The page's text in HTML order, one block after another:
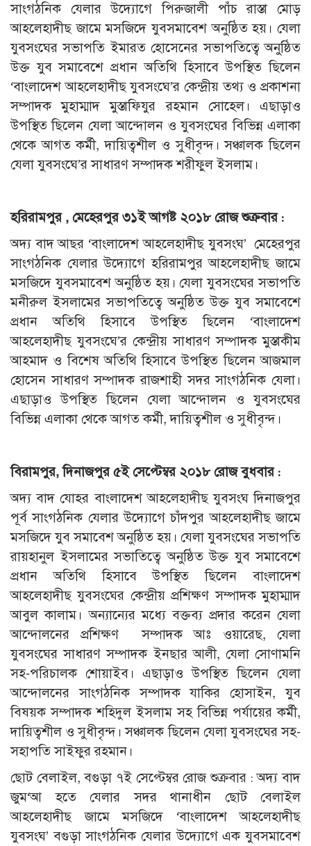
সাংগঠনিক যেলার উদ্যোগে পিরুজালী পাঁচ রাস্তা মোড়
আহলেহাদীছ জামে মসজিদে যুবসমাবেশ অনুষ্ঠিত হয়। যেলা
যুবসংঘের সভাপতি ইমারত হোসেনের সভাপতিত্বে অনুষ্ঠিত
উক্ত যুব সমাবেশে প্রধান অতিথি হিসাবে উপস্থিত ছিলেন
‘বাংলাদেশ আহলেহাদীছ যুবসংঘে’র কেন্দ্রীয় তথ্য ও প্রকাশনা
সম্পাদক মুহাম্মাদ মুস্তাফিযুর রহমান সোহেল। এছাড়াও
উপস্থিত ছিলেন যেলা আন্দোলন ও যুবসংঘের বিভিন্ন এলাকা
থেকে আগত কর্মী, দায়িত্বশীল ও সুধীবৃন্দ। সঞ্চালক ছিলেন
যেলা যুবসংঘে’র সাধারণ সম্পাদক শরীফুল ইসলাম।
হরিরামপুর , মেহেরপুর ৩১ই আগষ্ট ২০১৮ রোজ শুক্রবার :
অদ্য বাদ আছর ‘বাংলাদেশ আহলেহাদীছ যুবসংঘ’ মেহেরপুর
সাংগঠনিক যেলার উদ্যোগে হরিরামপুর আহলেহাদীছ জামে
মসজিদে যুবসমাবেশ অনুষ্ঠিত হয়। যেলা যুবসংঘের সভাপতি
মনীরুল ইসলামের সভাপতিত্বে অনুষ্ঠিত উক্ত যুব সমাবেশে
প্রধান অতিথি হিসাবে উপস্থিত ছিলেন ‘বাংলাদেশ
আহলেহাদীছ যুবসংঘে’র কেন্দ্রীয় সাধারণ সম্পাদক মুস্তাকীম
আহমাদ ও বিশেষ অতিথি হিসাবে উপস্থিত ছিলেন আজমাল
হোসেন সাধারণ সম্পাদক রাজশাহী সদর সাংগঠনিক যেলা।
এছাড়াও উপস্থিত ছিলেন যেলা আন্দোলন ও যুবসংঘের
বিভিন্ন এলাকা থেকে আগত কর্মী, দায়িত্বশীল ও সুধীবৃন্দ।
বিরামপুর, দিনাজপুর ৫ই সেপ্টেম্বর ২০১৮ রোজ বুধবার :
অদ্য বাদ যোহর বাংলাদেশ আহলেহাদীছ যুবসংঘ দিনাজপুর
পূর্ব সাংগঠনিক যেলার উদ্যোগে চাঁদপুর আহলেহাদীছ জামে
মসজিদে যুব সমাবেশ অনুষ্ঠিত হয়। যেলা যুবসংঘের সভাপতি
রায়হানুল ইসলামের সভাতিত্বে অনুষ্ঠিত উক্ত যুব সমাবেশে
প্রধান অতিথি হিসাবে উপস্থিত ছিলেন বাংলাদেশ
আহলেহাদীছ যুবসংঘের কেন্দ্রীয় প্রশিক্ষণ সম্পাদক মুহাম্মাদ
আবুল কালাম। অন্যান্যের মধ্যে বক্তব্য প্রদার করেন যেলা
আন্দোলনের প্রশিক্ষণ সম্পাদক আঃ ওয়ারেছ, যেলা
যুবসংঘের সাধারণ সম্পাদক ইনছার আলী, যেলা সোণামনি
সহ-পরিচালক শোয়াইব। এছাড়াও উপস্থিত ছিলেন যেলা
আন্দোলনের সাংগঠনিক সম্পাদক যাকির হোসাইন, যুব
বিষয়ক সম্পাদক শহিদুল ইসলাম সহ বিভিন্ন পর্যায়ের কর্মী,
দায়িত্বশীল ও সুধীবৃন্দ। সঞ্চালক ছিলেন যেলা যুবসংঘের সহ-
সহাপতি সাইফুর রহমান।
ছোট বেলাইল, বগুড়া ৭ই সেপ্টেম্বর রোজ শুক্রবার : অদ্য বাদ
জুম‘আ হতে যেলার সদর থানাধীন ছোট বেলাইল
আহলেহাদীছ জামে মসজিদে ‘বাংলাদেশ আহলেহাদীছ
যুবসংঘ’ বগুড়া সাংগঠনিক যেলার উদ্যোগে এক যুবসমাবেশ